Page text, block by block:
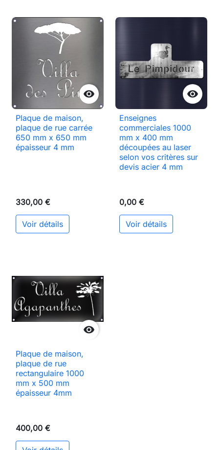

Plaque de maison,
plaque de rue carrée
650 mm x 650 mm
épaisseur 4 mm
330,00 €
Voir détails

Enseignes
commerciales 1000
mm x 400 mm
découpées au laser
selon vos critères sur
devis acier 4 mm
0,00 €
Voir détails

Plaque de maison,
plaque de rue
rectangulaire 1000
mm x 500 mm
épaisseur 4mm
400,00 €